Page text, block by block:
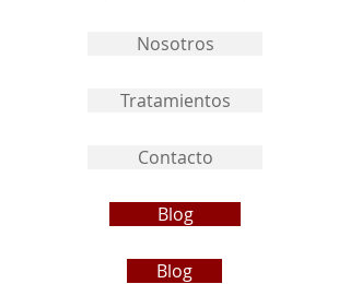
Nosotros
Tratamientos
Contacto
Blog
Blog